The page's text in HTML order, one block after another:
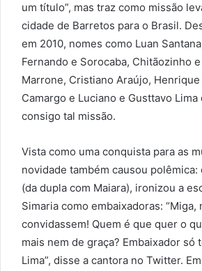
um título”, mas traz como missão
cidade de Barretos para o Brasil.
em 2010, nomes como Luan
Fernando e Sorocaba, Chitãozinho
Marrone, Cristiano Araújo,
Camargo e Luciano e Gusttavo Lima
consigo tal missão.
Vista como uma conquista para as
novidade também causou polêmica:
(da dupla com Maiara), ironizou a
Simaria como embaixadoras: “Miga,
convidassem! Quem é que quer o
mais nem de graça? Embaixador só
Lima”, disse a cantora no Twitter.